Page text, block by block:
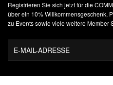
Registrieren Sie sich jetzt für die
über ein 10% Willkommensgeschenk,
zu Events sowie viele weitere Member
E-MAIL-ADRESSE